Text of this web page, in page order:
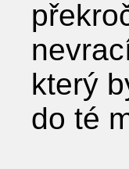
který
do té